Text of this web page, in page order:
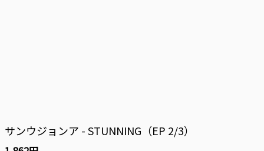
サンウジョンア - STUNNING（EP 2/3）